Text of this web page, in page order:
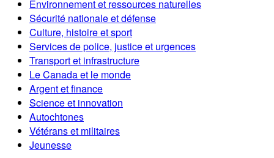
Environnement et ressources naturelles
Sécurité nationale et défense
Culture, histoire et sport
Services de police, justice et urgences
Transport et infrastructure
Le Canada et le monde
Argent et finance
Science et innovation
Autochtones
Vétérans et militaires
Jeunesse